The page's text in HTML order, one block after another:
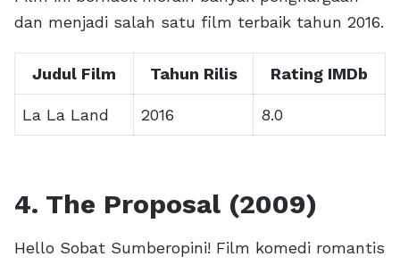
dan menjadi salah satu film terbaik tahun 2016.
Judul Film Tahun Rilis Rating IMDb
La La Land 2016 8.0
4. The Proposal (2009)
Hello Sobat Sumberopini! Film komedi romantis